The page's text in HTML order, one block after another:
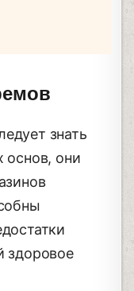
знать
основ, они
здоровое